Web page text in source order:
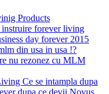
Products
instruire forever living
day forever 2015
din usa in usa !?
nu rezonez cu MLM
Ce se intampla dupa
dupa ce devii Novus